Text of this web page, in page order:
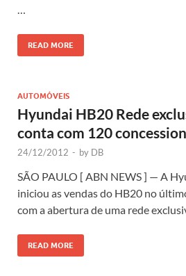
…
READ MORE
AUTOMÓVEIS
Hyundai HB20 Rede
conta com 120
24/12/2012 - by DB
SÃO PAULO [ ABN NEWS ] — A
iniciou as vendas do HB20 no
com a abertura de uma rede
READ MORE